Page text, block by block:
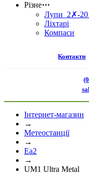
Різне⋯
Лупи 2✗-
Ліхтарі
Компаси
Контакти
Інтернет-магазин
→
Метеостанції
→
Ea2
→
UM1 Ultra Metal